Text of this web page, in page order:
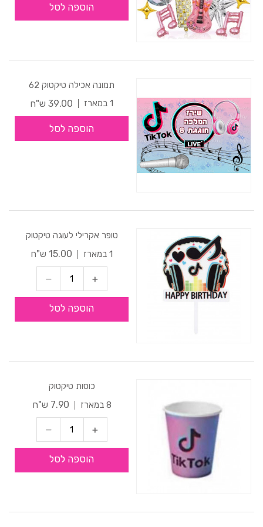
הוספה לסל
תמונה אכילה טיקטוק 62
1 במארז
39.00 ש"ח
הוספה לסל
טופר אקרילי לעוגה טיקטוק
1 במארז
15.00 ש"ח
הוספה לסל
כוסות טיקטוק
8 במארז
7.90 ש"ח
הוספה לסל